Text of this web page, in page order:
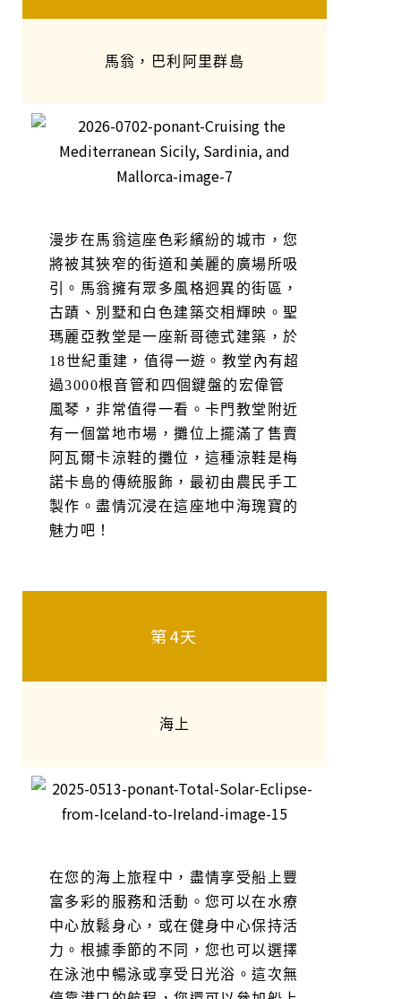
馬翁，巴利阿里群島
漫步在馬翁這座色彩繽紛的城市，您
將被其狹窄的街道和美麗的廣場所吸
引。馬翁擁有眾多風格迥異的街區，
古蹟、別墅和白色建築交相輝映。聖
瑪麗亞教堂是一座新哥德式建築，於
18世紀重建，值得一遊。教堂內有超
過3000根音管和四個鍵盤的宏偉管
風琴，非常值得一看。卡門教堂附近
有一個當地市場，攤位上擺滿了售賣
阿瓦爾卡涼鞋的攤位，這種涼鞋是梅
諾卡島的傳統服飾，最初由農民手工
製作。盡情沉浸在這座地中海瑰寶的
魅力吧！
第4天
海上
在您的海上旅程中，盡情享受船上豐
富多彩的服務和活動。您可以在水療
中心放鬆身心，或在健身中心保持活
力。根據季節的不同，您也可以選擇
在泳池中暢泳或享受日光浴。這次無